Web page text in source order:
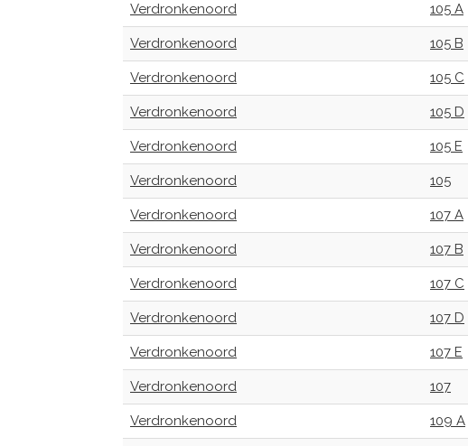
Verdronkenoord 105 A
Verdronkenoord 105 B
Verdronkenoord 105 C
Verdronkenoord 105 D
Verdronkenoord 105 E
Verdronkenoord 105
Verdronkenoord 107 A
Verdronkenoord 107 B
Verdronkenoord 107 C
Verdronkenoord 107 D
Verdronkenoord 107 E
Verdronkenoord 107
Verdronkenoord 109 A